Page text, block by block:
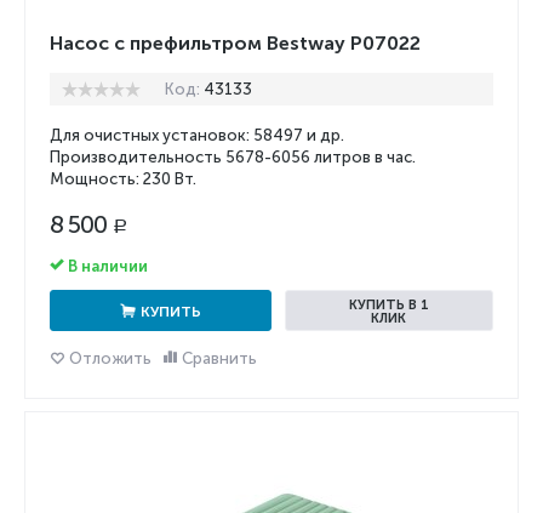
Насос с префильтром Bestway P07022
Код: 43133
Для очистных установок: 58497 и др.
Производительность 5678-6056 литров в час.
Мощность: 230 Вт.
8 500 Р
В наличии
КУПИТЬ
КУПИТЬ В 1
КЛИК
Отложить Сравнить